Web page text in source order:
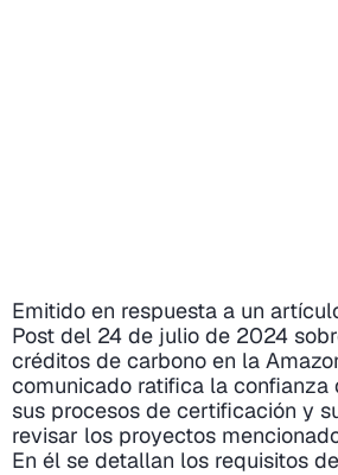
Emitido en respuesta a un
Post del 24 de julio de 2024
créditos de carbono en la
comunicado ratifica la confianza
sus procesos de certificación y
revisar los proyectos
En él se detallan los requisitos